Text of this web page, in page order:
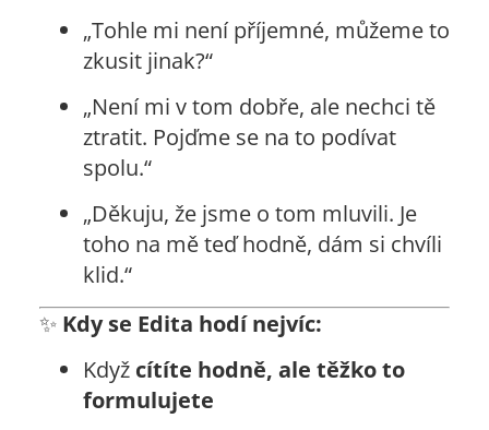
„Tohle mi není příjemné, můžeme to
zkusit jinak?“
„Není mi v tom dobře, ale nechci tě
ztratit. Pojďme se na to podívat
spolu.“
„Děkuju, že jsme o tom mluvili. Je
toho na mě teď hodně, dám si chvíli
klid.“
✨ Kdy se Edita hodí nejvíc:
Když cítíte hodně, ale těžko to
formulujete